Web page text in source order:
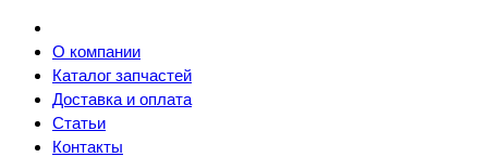
О компании
Каталог запчастей
Доставка и оплата
Статьи
Контакты